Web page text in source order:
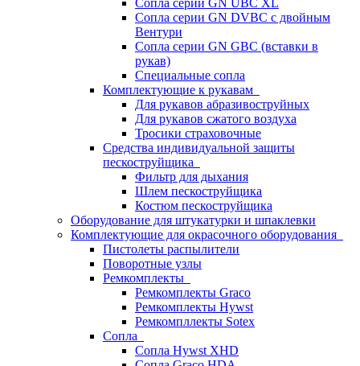
Сопла серии GN UBC XL
Сопла серии GN DVBC с двойным
Вентури
Сопла серии GN GBC (вставки в
рукав)
Специальные сопла
Комплектующие к рукавам
Для рукавов абразивоструйных
Для рукавов сжатого воздуха
Тросики страховочные
Средства индивидуальной защиты
пескоструйщика
Фильтр для дыхания
Шлем пескоструйщика
Костюм пескоструйщика
Оборудование для штукатурки и шпаклевки
Комплектующие для окрасочного оборудования
Пистолеты распылители
Поворотные узлы
Ремкомплекты
Ремкомплекты Graco
Ремкомплекты Hywst
Ремкомпллекты Sotex
Сопла
Сопла Hywst XHD